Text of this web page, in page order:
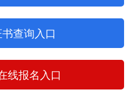
查询入口
线报名入口